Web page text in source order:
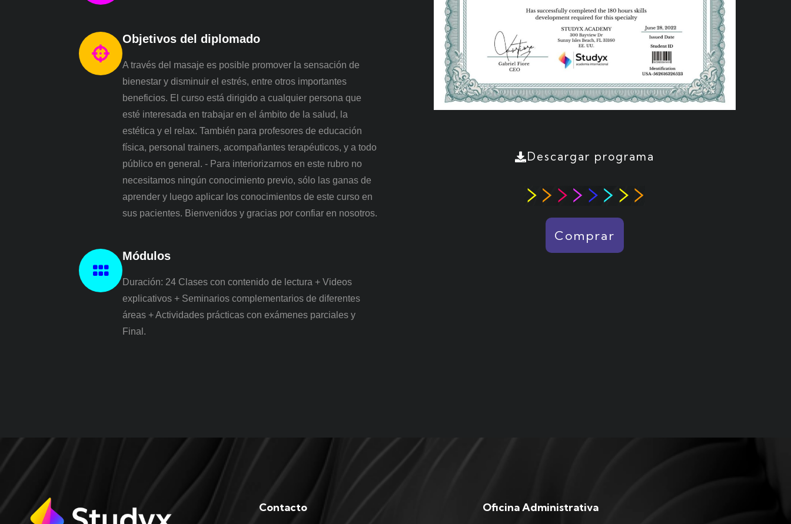
Objetivos del diplomado
A través del masaje es posible promover la sensación de
bienestar y disminuir el estrés, entre otros importantes
beneficios. El curso está dirigido a cualquier persona que
esté interesada en trabajar en el ámbito de la salud, la
estética y el relax. También para profesores de educación
física, personal trainers, acompañantes terapéuticos, y a todo
público en general. - Para interiorizarnos en este rubro no
necesitamos ningún conocimiento previo, sólo las ganas de
aprender y luego aplicar los conocimientos de este curso en
sus pacientes. Bienvenidos y gracias por confiar en nosotros.
Módulos
Duración: 24 Clases con contenido de lectura + Videos
explicativos + Seminarios complementarios de diferentes
áreas + Actividades prácticas con exámenes parciales y
Final.
Descargar programa
Comprar
Contacto Oficina Administrativa